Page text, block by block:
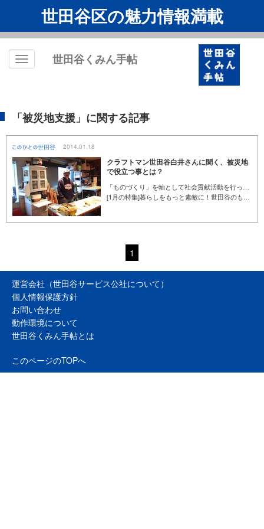
世田谷区の魅力情報満載
Toggle
世田谷くみん手帖
「被災地支援」に関する記事
2014.01.18
クラフトマン世田谷白井さんに聞く、被災地
で役立つ事とは？
[1月の特集]暮らしをもっと素敵に！世田谷のものづくり
1
運営会社（世田谷サービス公社について）
個人情報保護方針
お問い合わせ
動作環境について
世田谷くみん手帖とは
このページのTOPへ